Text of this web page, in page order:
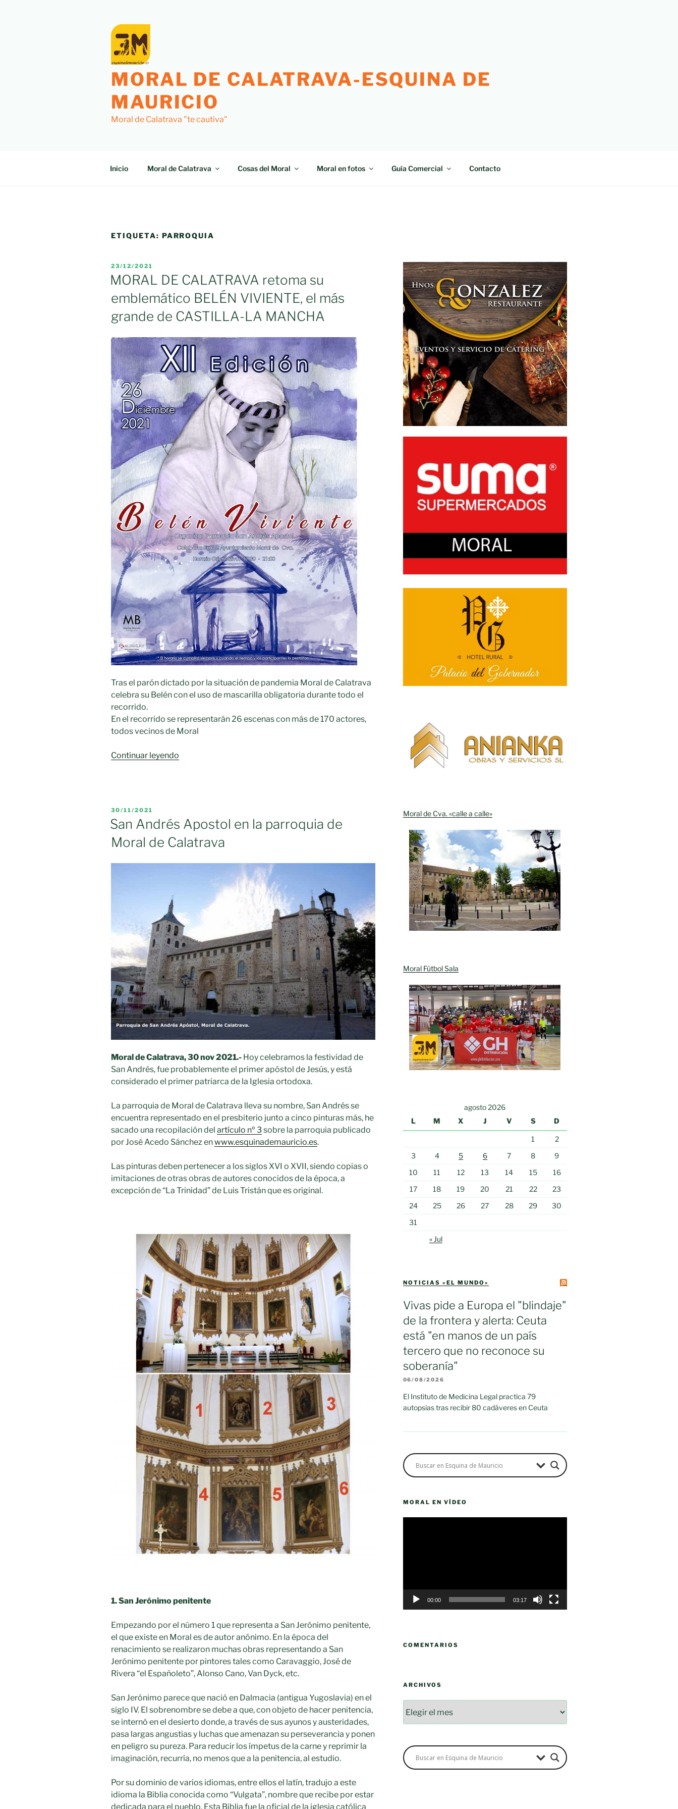
MORAL DE CALATRAVA-ESQUINA DE
MAURICIO
Moral de Calatrava "te cautiva"
Inicio Moral de Calatrava Cosas del Moral Moral en fotos Guía Comercial Contacto
ETIQUETA: PARROQUIA
PUBLICADO
EL
23/12/2021
MORAL DE CALATRAVA retoma su
emblemático BELÉN VIVIENTE, el más
grande de CASTILLA-LA MANCHA
Tras el parón dictado por la situación de pandemia Moral de Calatrava
celebra su Belén con el uso de mascarilla obligatoria durante todo el
recorrido.
En el recorrido se representarán 26 escenas con más de 170 actores,
todos vecinos de Moral
Continuar leyendo
BELÉN
VIVIENTE,
más
CASTILLA-
LA
MANCHA»
PUBLICADO
EL
30/11/2021
San Andrés Apostol en la parroquia de
Moral de Calatrava
Moral de Calatrava, 30 nov 2021.- Hoy celebramos la festividad de
San Andrés, fue probablemente el primer apóstol de Jesús, y está
considerado el primer patriarca de la Iglesia ortodoxa.
La parroquia de Moral de Calatrava lleva su nombre, San Andrés se
encuentra representado en el presbiterio junto a cinco pinturas más, he
sacado una recopilación del artículo nº 3sobre la parroquia publicado
por José Acedo Sánchez enwww.esquinademauricio.es.
Las pinturas deben pertenecer a los siglos XVI o XVII, siendo copias o
imitaciones de otras obras de autores conocidos de la época, a
excepción de “La Trinidad” de Luis Tristán que es original.
1. San Jerónimo penitente
Empezando por el número 1 que representa a San Jerónimo penitente,
el que existe en Moral es de autor anónimo. En la época del
renacimiento se realizaron muchas obras representando a San
Jerónimo penitente por pintores tales como Caravaggio, José de
Rivera “el Españoleto”, Alonso Cano, Van Dyck, etc.
San Jerónimo parece que nació en Dalmacia (antigua Yugoslavia) en el
siglo IV. El sobrenombre se debe a que, con objeto de hacer penitencia,
se internó en el desierto donde, a través de sus ayunos y austeridades,
pasa largas angustias y luchas que amenazan su perseverancia y ponen
en peligro su pureza. Para reducir los ímpetus de la carne y reprimir la
imaginación, recurría, no menos que a la penitencia, al estudio.
Por su dominio de varios idiomas, entre ellos el latín, tradujo a este
idioma la Biblia conocida como “Vulgata”, nombre que recibe por estar
dedicada para el pueblo. Esta Biblia fue la oficial de la iglesia católica
Moral de Cva. «calle a calle»
Moral Fútbol Sala
agosto 2026
L
M X J V S D
1
2
3
4 5 6 7 8
9
10
11 12 13 14 15
16
17
18 19 20 21 22
23
24
25 26 27 28 29
30
31
« Jul
NOTICIAS «EL MUNDO»
Vivas pide a Europa el "blindaje"
de la frontera y alerta: Ceuta
está "en manos de un país
tercero que no reconoce su
soberanía"
06/08/2026
El Instituto de Medicina Legal practica 79
autopsias tras recibir 80 cadáveres en Ceuta
MORAL EN VÍDEO
00:00 03:17
COMENTARIOS
ARCHIVOS